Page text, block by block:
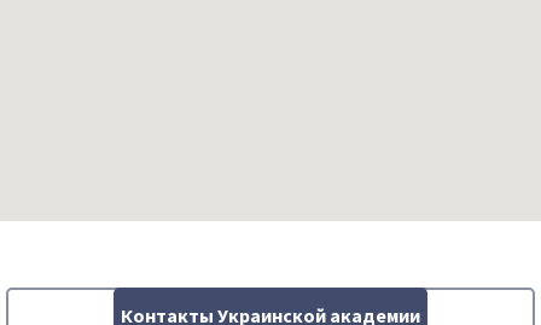
Контакты Украинской академии